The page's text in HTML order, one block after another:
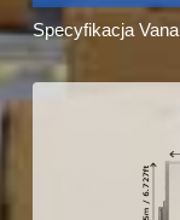
Specyfikacja Vana